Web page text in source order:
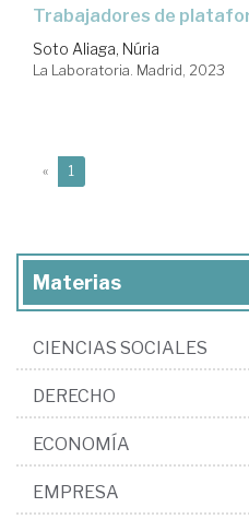
trabajadores de
Soto Aliaga, Núria
La Laboratoria. Madrid, 2023
« 1
Materias
CIENCIAS SOCIALES
DERECHO
ECONOMÍA
EMPRESA